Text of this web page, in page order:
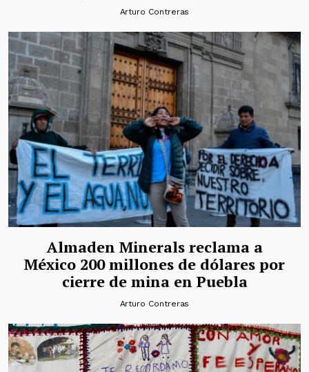
Arturo Contreras
Almaden Minerals reclama a
México 200 millones de dólares por
cierre de mina en Puebla
Arturo Contreras